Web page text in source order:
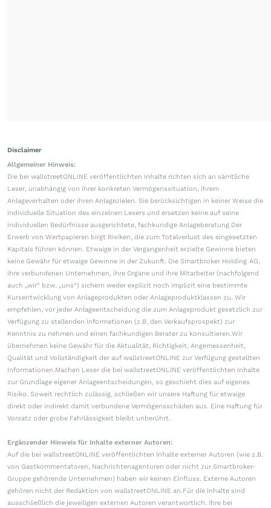
Disclaimer
Allgemeiner Hinweis:
Die bei wallstreetONLINE veröffentlichten Inhalte richten sich an sämtliche
Leser, unabhängig von ihrer konkreten Vermögenssituation, ihrem
Anlageverhalten oder ihren Anlagezielen. Sie berücksichtigen in keiner Weise die
individuelle Situation des einzelnen Lesers und ersetzen keine auf seine
individuellen Bedürfnisse ausgerichtete, fachkundige Anlageberatung.Der
Erwerb von Wertpapieren birgt Risiken, die zum Totalverlust des eingesetzten
Kapitals führen können. Etwaige in der Vergangenheit erzielte Gewinne bieten
keine Gewähr für etwaige Gewinne in der Zukunft. Die Smartbroker Holding AG,
ihre verbundenen Unternehmen, ihre Organe und ihre Mitarbeiter (nachfolgend
auch „wir“ bzw. „uns“) sichern weder explizit noch implizit eine bestimmte
Kursentwicklung von Anlageprodukten oder Anlageproduktklassen zu. Wir
empfehlen, vor jeder Anlageentscheidung die zum Anlageprodukt gesetzlich zur
Verfügung zu stellenden Informationen (z.B. den Verkaufsprospekt) zur
Kenntnis zu nehmen und einen fachkundigen Berater zu konsultieren.Wir
übernehmen keine Gewähr für die Aktualität, Richtigkeit, Angemessenheit,
Qualität und Vollständigkeit der auf wallstreetONLINE zur Verfügung gestellten
Informationen.Machen Leser die bei wallstreetONLINE veröffentlichten Inhalte
zur Grundlage eigener Anlageentscheidungen, so geschieht dies auf eigenes
Risiko. Soweit rechtlich zulässig, schließen wir unsere Haftung für etwaige
direkt oder indirekt damit verbundene Vermögensschäden aus. Eine Haftung für
Vorsatz oder grobe Fahrlässigkeit bleibt unberührt.
Ergänzender Hinweis für Inhalte externer Autoren:
Auf die bei wallstreetONLINE veröffentlichten Inhalte externer Autoren (wie z.B.
von Gastkommentatoren, Nachrichtenagenturen oder nicht zur Smartbroker-
Gruppe gehörende Unternehmen) haben wir keinen Einfluss. Externe Autoren
gehören nicht der Redaktion von wallstreetONLINE an.Für die Inhalte sind
ausschließlich die jeweiligen externen Autoren verantwortlich. Ihre bei